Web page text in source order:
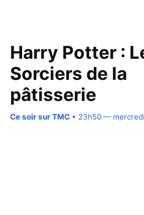
Harry Potter :
Sorciers de la
pâtisserie
Ce soir sur TMC • 23h50 —